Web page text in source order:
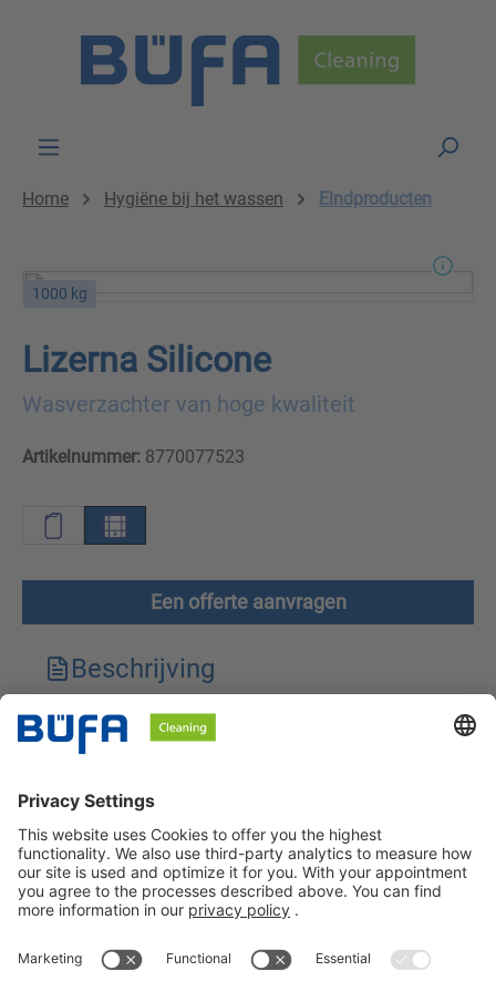
Home Hygiëne bij het wassen Eindproducten
1000 kg
Lizerna Silicone
Wasverzachter van hoge kwaliteit
Artikelnummer: 8770077523
Een offerte aanvragen
Beschrijving
Technische kenmerken
Veiligheidsinstructies